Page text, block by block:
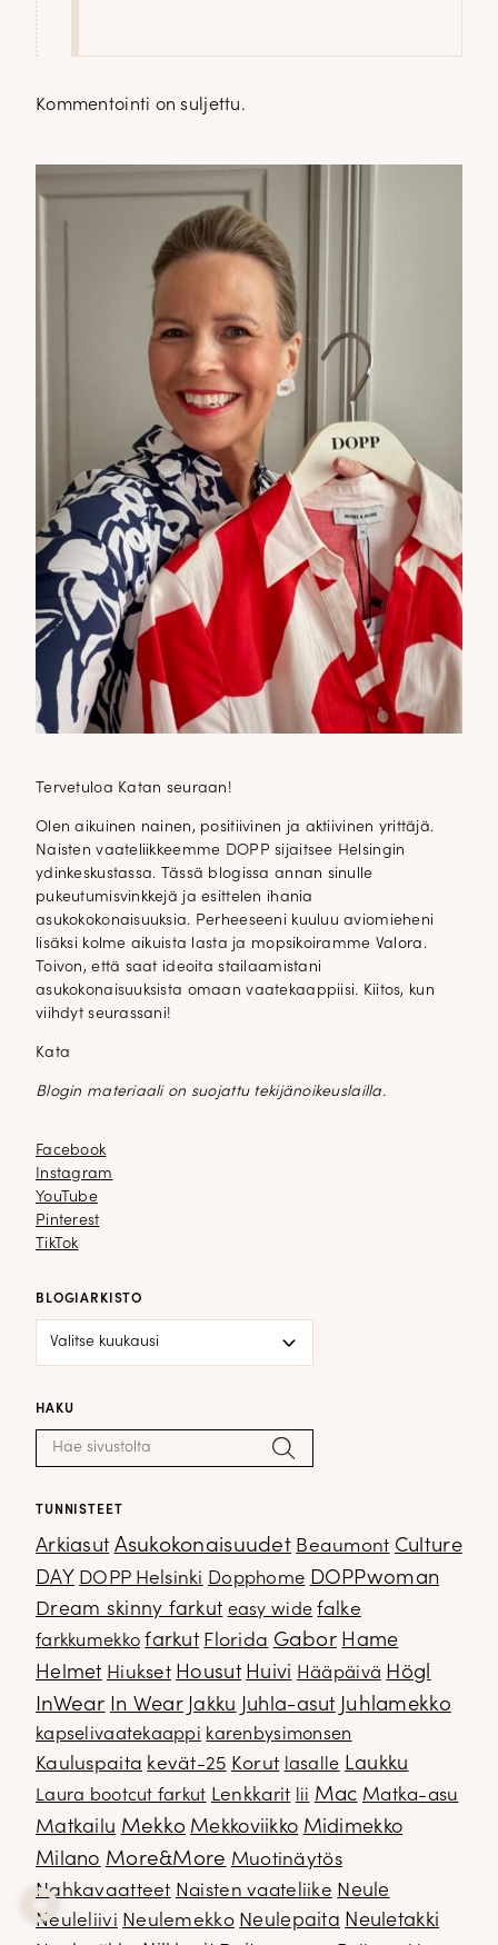
Kommentointi on suljettu.
Tervetuloa Katan seuraan!
Olen aikuinen nainen, positiivinen ja aktiivinen yrittäjä.
Naisten vaateliikkeemme DOPP sijaitsee Helsingin
ydinkeskustassa. Tässä blogissa annan sinulle
pukeutumisvinkkejä ja esittelen ihania
asukokokonaisuuksia. Perheeseeni kuuluu aviomieheni
lisäksi kolme aikuista lasta ja mopsikoiramme Valora.
Toivon, että saat ideoita stailaamistani
asukokonaisuuksista omaan vaatekaappiisi. Kiitos, kun
viihdyt seurassani!
Kata
Blogin materiaali on suojattu tekijänoikeuslailla.
Facebook
Facebook
Instagram
Instagram
YouTube
YouTube
Pinterest
Pinterest
TikTok
TikTok
BLOGIARKISTO
HAKU
Haku: Hae
TUNNISTEET
Arkiasut Asukokonaisuudet Beaumont Culture
DAY DOPP Helsinki Dopphome DOPPwoman
Dream skinny farkut easy wide falke
farkkumekko farkut Florida Gabor Hame
Helmet Hiukset Housut Huivi Hääpäivä Högl
InWear In Wear Jakku Juhla-asut Juhlamekko
kapselivaatekaappi karenbysimonsen
Kauluspaita kevät-25 Korut lasalle Laukku
Laura bootcut farkut Lenkkarit lii Mac Matka-asu
Matkailu Mekko Mekkoviikko Midimekko
Milano More&More Muotinäytös
Nahkavaatteet Naisten vaateliike Neule
Neuleliivi Neulemekko Neulepaita Neuletakki